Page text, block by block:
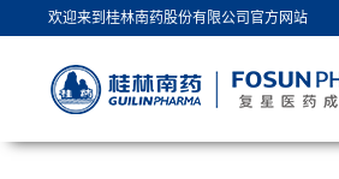
欢迎来到桂林南药股份有限公司官方网站